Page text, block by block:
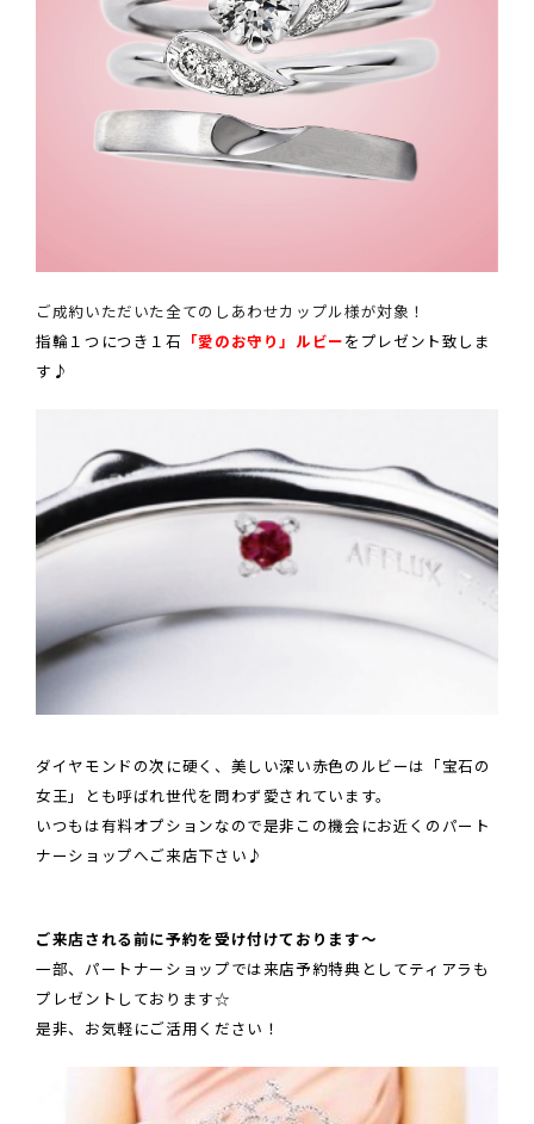
ご成約いただいた全てのしあわせカップル様が対象！
指輪１つにつき１石 「愛のお守り」ルビーをプレゼント致しま
す♪
ダイヤモンドの次に硬く、美しい深い赤色のルビーは「宝石の
女王」とも呼ばれ世代を問わず愛されています。
いつもは有料オプションなので是非この機会にお近くのパート
ナーショップへご来店下さい♪
ご来店される前に予約を受け付けております～
一部、パートナーショップでは来店予約特典としてティアラも
プレゼントしております☆
是非、お気軽にご活用ください！